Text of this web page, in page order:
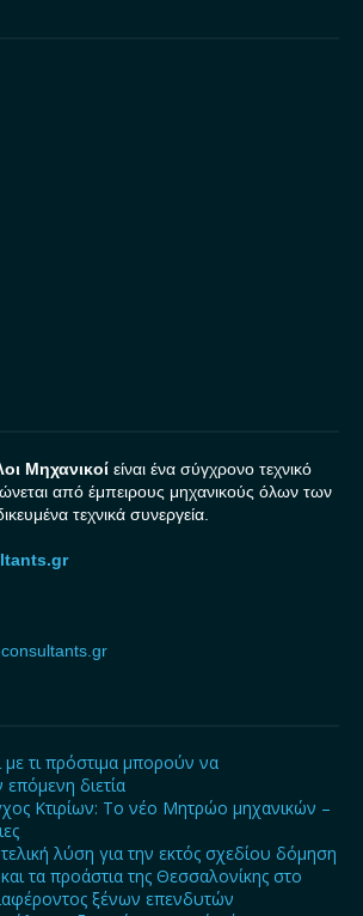
Μηχανικοί είναι ένα σύγχρονο τεχνικό
από έμπειρους μηχανικούς όλων των
τεχνικά συνεργεία.
με τι πρόστιμα μπορούν να
διετία
Κτιρίων: Το νέο Μητρώο μηχανικών –
λύση για την εκτός σχεδίου δόμηση
τα προάστια της Θεσσαλονίκης στο
ξένων επενδυτών